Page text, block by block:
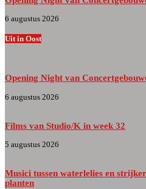
6 augustus 2026
Uit in Oost
Opening Night van
6 augustus 2026
Films van Studio/K in week 32
5 augustus 2026
Musici tussen waterlelies en
planten